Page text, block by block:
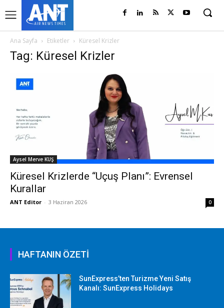
Ana Sayfa Etiketler Küresel Krizler
Tag: Küresel Krizler
Aysel Merve KUŞ
Küresel Krizlerde “Uçuş Planı”: Evrensel
Kurallar
ANT Editor - 3 Haziran 2026 0
HAFTANIN ÖZETİ
SunExpress’ten Turizme Yeni Satış
Kanalı: SunExpress Holidays